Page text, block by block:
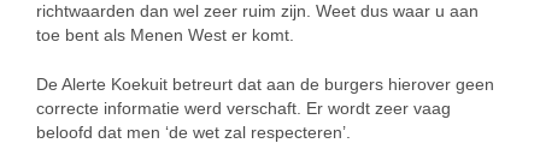
richtwaarden dan wel zeer ruim zijn. Weet dus waar u aan
toe bent als Menen West er komt.
De Alerte Koekuit betreurt dat aan de burgers hierover geen
correcte informatie werd verschaft. Er wordt zeer vaag
beloofd dat men ‘de wet zal respecteren’.